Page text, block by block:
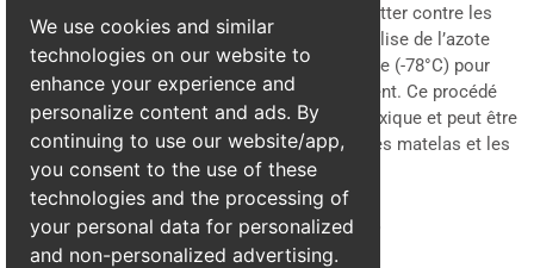
Le froid extrême est une autre solution pour lutter contre les
punaises de lit. Le traitement par cryogénie utilise de l’azote
liquide ou du CO2 à une température très basse (-78°C) pour
congeler et détruire les insectes instantanément. Ce procédé
est intéressant car il ne laisse aucun résidu toxique et peut être
appliqué sur des surfaces sensibles comme les matelas et les
tissus d’ameublement.
Traitement mécanique et préventif
We use cookies and similar
technologies on our website to
enhance your experience and
personalize content and ads. By
continuing to use our website/app,
you consent to the use of these
technologies and the processing of
your personal data for personalized
and non-personalized advertising.